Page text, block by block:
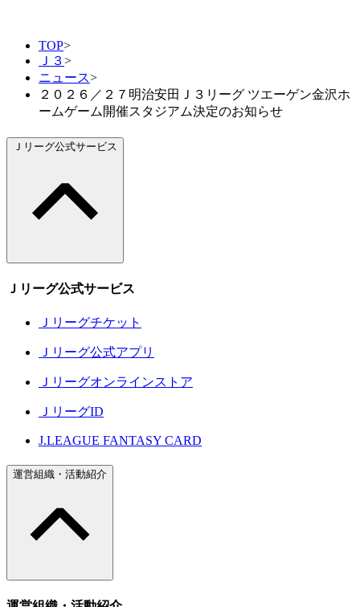
TOP>
Ｊ３>
ニュース>
２０２６／２７明治安田Ｊ３リーグ ツエーゲン金沢ホ
ームゲーム開催スタジアム決定のお知らせ
Ｊリーグ公式サービス
Ｊリーグ公式サービス
Ｊリーグチケット
Ｊリーグ公式アプリ
Ｊリーグオンラインストア
ＪリーグID
J.LEAGUE FANTASY CARD
運営組織・活動紹介